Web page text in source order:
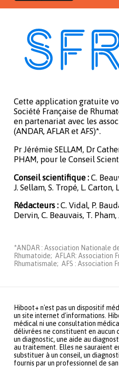
Cette application gratuite
Société Française de
en partenariat avec les
(ANDAR, AFLAR et AFS)*.
Pr Jérémie SELLAM, Dr
PHAM, pour le Conseil
Conseil scientifique : C.
J. Sellam, S. Tropé, L. Carton,
Rédacteurs : C. Vidal, P.
Dervin, C. Beauvais, T. Pham,
*ANDAR : Association Nationale
Rhumatoide; AFLAR: Association
Rhumatismale; AFS : Association
Hiboot+ n'est pas un dispositif
un site internet d'informations.
médical ni une consultation
délivrées ne constituent en aucun
un diagnostic, une aide au
au traitement. Elles ne sauraient
substituer à un conseil, un
fournis par un professionnel de